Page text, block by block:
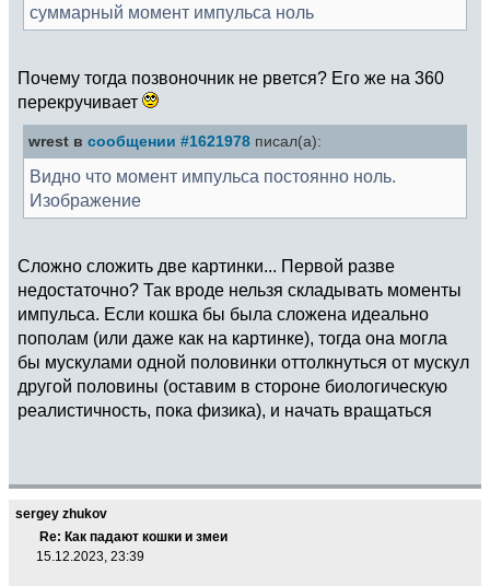
суммарный момент импульса ноль
Почему тогда позвоночник не рвется? Его же на 360
перекручивает
wrest в сообщении #1621978 писал(а):
Видно что момент импульса постоянно ноль.
Изображение
Сложно сложить две картинки... Первой разве
недостаточно? Так вроде нельзя складывать моменты
импульса. Если кошка бы была сложена идеально
пополам (или даже как на картинке), тогда она могла
бы мускулами одной половинки оттолкнуться от мускул
другой половины (оставим в стороне биологическую
реалистичность, пока физика), и начать вращаться
sergey zhukov
Re: Как падают кошки и змеи
15.12.2023, 23:39